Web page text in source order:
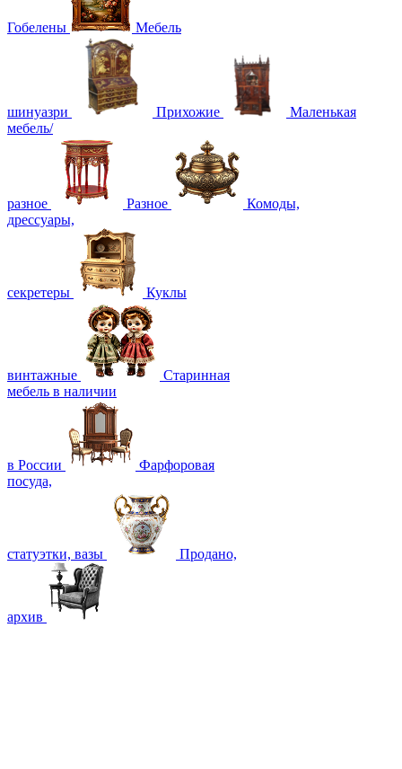
Гобелены Мебель
шинуазри Прихожие
Маленькая
мебель/
разное Разное
Комоды,
дрессуары,
секретеры Куклы
винтажные
Старинная
мебель в наличии
в России
Фарфоровая
посуда,
статуэтки, вазы Продано,
архив